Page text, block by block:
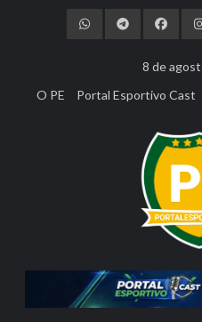
8 de
O PE
Portal Esportivo Cast